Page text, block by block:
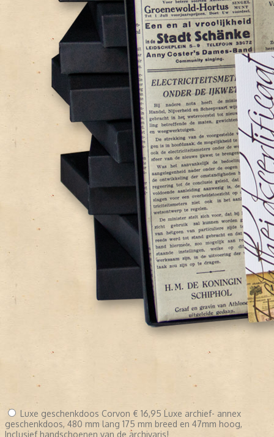
Luxe geschenkdoos Corvon € 16,95 Luxe archief- annex
geschenkdoos, 480 mm lang 175 mm breed en 47mm hoog,
Inclusief handschoenen van de archivaris!